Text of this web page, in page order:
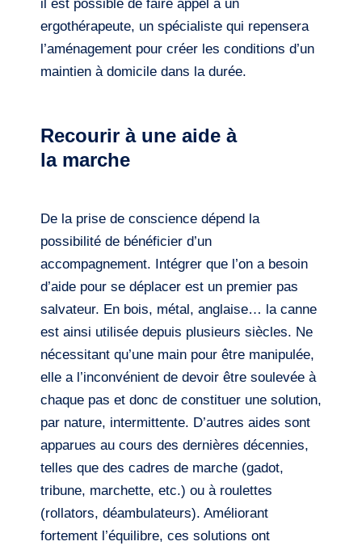
il est possible de faire appel à un
ergothérapeute, un spécialiste qui repensera
l’aménagement pour créer les conditions d’un
maintien à domicile dans la durée.
Recourir à une aide à
la marche
De la prise de conscience dépend la
possibilité de bénéficier d’un
accompagnement. Intégrer que l’on a besoin
d’aide pour se déplacer est un premier pas
salvateur. En bois, métal, anglaise… la canne
est ainsi utilisée depuis plusieurs siècles. Ne
nécessitant qu’une main pour être manipulée,
elle a l’inconvénient de devoir être soulevée à
chaque pas et donc de constituer une solution,
par nature, intermittente. D’autres aides sont
apparues au cours des dernières décennies,
telles que des cadres de marche (gadot,
tribune, marchette, etc.) ou à roulettes
(rollators, déambulateurs). Améliorant
fortement l’équilibre, ces solutions ont